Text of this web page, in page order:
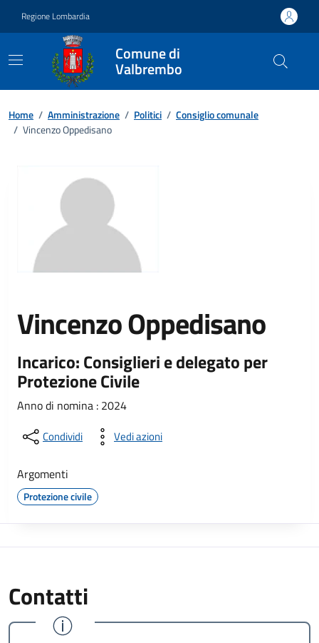
Regione Lombardia
Comune di
Valbrembo
Home / Amministrazione / Politici / Consiglio comunale
/ Vincenzo Oppedisano
Vincenzo Oppedisano
Incarico: Consiglieri e delegato per
Protezione Civile
Anno di nomina : 2024
Condividi Vedi azioni
Argomenti
Protezione civile
Contatti